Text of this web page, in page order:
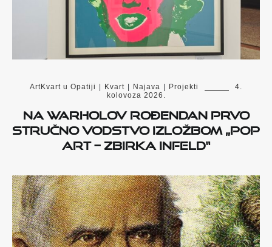
ArtKvart u Opatiji Kvart Najava Projekti
4.
kolovoza 2026.
Na Warholov rođendan prvo
stručno vodstvo izložbom „POP
Art – Zbirka Infeld“